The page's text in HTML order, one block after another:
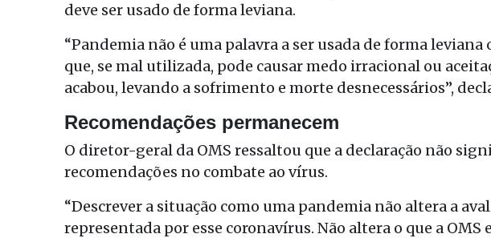
deve ser usado de forma leviana.
“Pandemia não é uma palavra a ser usada de forma leviana
que, se mal utilizada, pode causar medo irracional ou
acabou, levando a sofrimento e morte desnecessários”,
Recomendações permanecem
O diretor-geral da OMS ressaltou que a declaração não
recomendações no combate ao vírus.
“Descrever a situação como uma pandemia não altera a
representada por esse coronavírus. Não altera o que a OMS